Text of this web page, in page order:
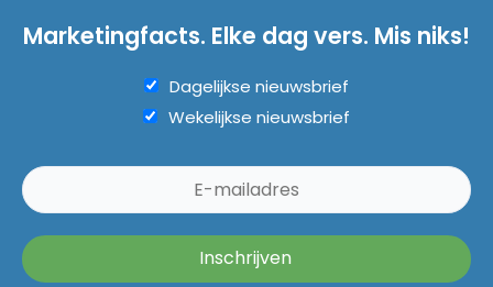
Marketingfacts. Elke dag vers. Mis niks!
Dagelijkse nieuwsbrief
Wekelijkse nieuwsbrief